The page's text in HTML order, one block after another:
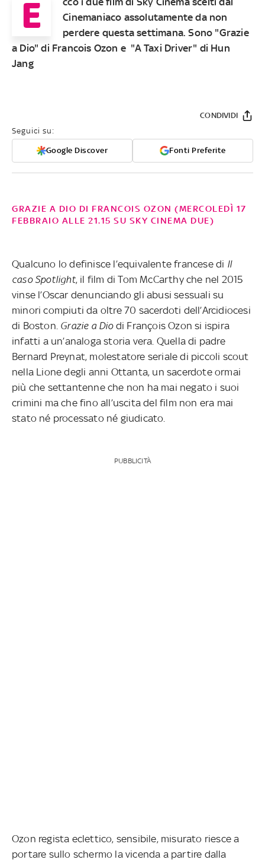
E
Cinemaniaco assolutamente da non
perdere questa settimana. Sono "Grazie
a Dio" di Francois Ozon e "A Taxi Driver" di Hun
Jang
Seguici su:
Google Discover Fonti Preferite
CONDIVIDI
GRAZIE A DIO DI FRANCOIS OZON (MERCOLEDÌ 17
FEBBRAIO ALLE 21.15 SU SKY CINEMA DUE)
Qualcuno lo definisce l’equivalente francese di Il
caso Spotlight, il film di Tom McCarthy che nel 2015
vinse l’Oscar denunciando gli abusi sessuali su
minori compiuti da oltre 70 sacerdoti dell’Arcidiocesi
di Boston. Grazie a Diodi François Ozon si ispira
infatti a un’analoga storia vera. Quelladi padre
Bernard Preynat, molestatore seriale di piccoli scout
nella Lione degli anni Ottanta, un sacerdote ormai
più che settantenne che non ha mai negato i suoi
crimini ma che fino all’uscita del film non era mai
stato né processato né giudicato.
PUBBLICITÀ
Ozon regista eclettico, sensibile, misurato riesce a
portare sullo schermo la vicenda a partire dalla